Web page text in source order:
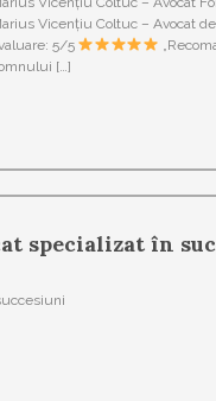
Vicențiu Coltuc – Avocat
5/5
[…]
specializat în